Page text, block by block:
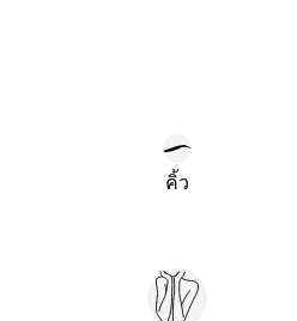
คิ้ว